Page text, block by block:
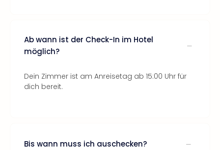
Ab wann ist der Check-In im Hotel
möglich?
Dein Zimmer ist am Anreisetag ab 15:00 Uhr für
dich bereit.
Bis wann muss ich auschecken?